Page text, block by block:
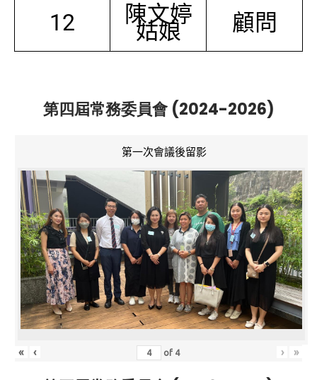
12 陳文婷
姑娘 顧問
第四屆常務委員會 (2024-2026)
第一次會議後留影
« ‹ of 4 › »